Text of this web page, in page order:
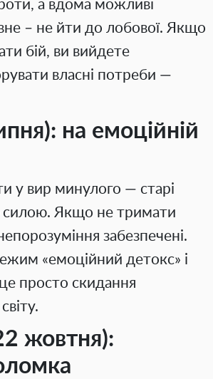
а вдома можливі
– не йти до лобової. Якщо
бій, ви вийдете
власні потреби —
на емоційній
у вир минулого — старі
силою. Якщо не тримати
забезпечені.
«емоційний детокс» і
просто скидання
жовтня):